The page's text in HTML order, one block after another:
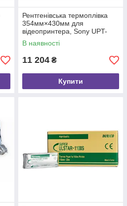
Рентгенівська термоплівка
354мм×430мм для
відеопринтера, Sony UPT-
517BL, 1 упаковка
В наявності
11 204 ₴
Купити